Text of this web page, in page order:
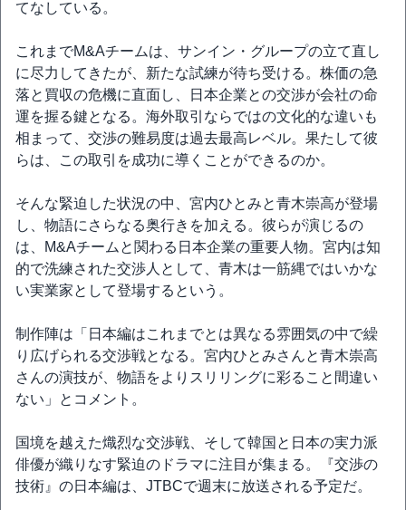
てなしている。
これまでM&Aチームは、サンイン・グループの立て直し
に尽力してきたが、新たな試練が待ち受ける。株価の急
落と買収の危機に直面し、日本企業との交渉が会社の命
運を握る鍵となる。海外取引ならではの文化的な違いも
相まって、交渉の難易度は過去最高レベル。果たして彼
らは、この取引を成功に導くことができるのか。
そんな緊迫した状況の中、宮内ひとみと青木崇高が登場
し、物語にさらなる奥行きを加える。彼らが演じるの
は、M&Aチームと関わる日本企業の重要人物。宮内は知
的で洗練された交渉人として、青木は一筋縄ではいかな
い実業家として登場するという。
制作陣は「日本編はこれまでとは異なる雰囲気の中で繰
り広げられる交渉戦となる。宮内ひとみさんと青木崇高
さんの演技が、物語をよりスリリングに彩ること間違い
ない」とコメント。
国境を越えた熾烈な交渉戦、そして韓国と日本の実力派
俳優が織りなす緊迫のドラマに注目が集まる。『交渉の
技術』の日本編は、JTBCで週末に放送される予定だ。